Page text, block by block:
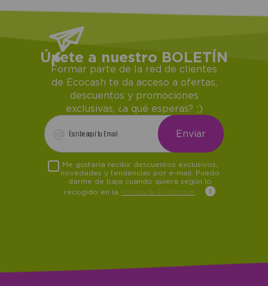
Únete a nuestro BOLETÍN
Formar parte de la red de clientes
de Ecocash te da acceso a ofertas,
descuentos y promociones
exclusivas, ¿a qué esperas? ;)
Me gustaría recibir descuentos exclusivos,
novedades y tendencias por e-mail. Puedo
darme de baja cuando quiera según lo
recogido en la Política de Publicidad